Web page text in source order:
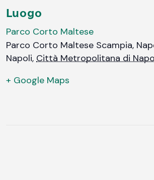
Luogo
Parco Corto Maltese
Parco Corto Maltese Scampia,
Napoli, Città Metropolitana di
+ Google Maps